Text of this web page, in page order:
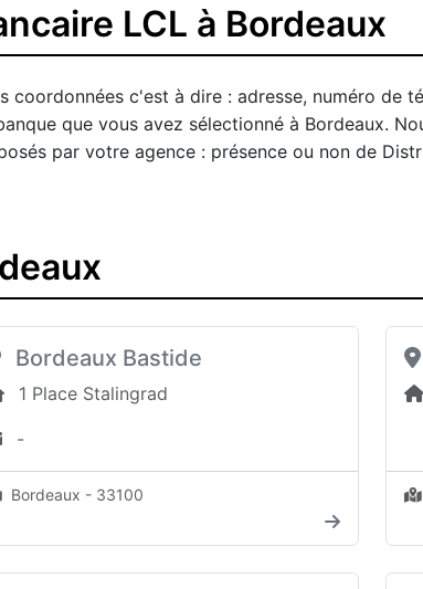
LCL à Bordeaux
c'est à dire : adresse, numéro de
que vous avez sélectionné à Bordeaux.
par votre agence : présence ou non de
Bordeaux Bastide
1 Place Stalingrad
-
Bordeaux - 33100